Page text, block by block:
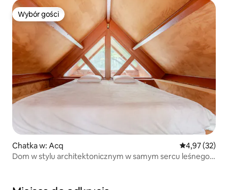
Wybór gości
Wybór gości
Chatka w: Acq Średnia
4,97 (32)
Dom w stylu architektonicznym w samym sercu leśnego